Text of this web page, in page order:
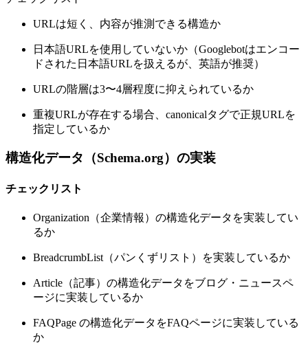
URLは短く、内容が推測できる構造か
日本語URLを使用していないか（Googlebotはエンコー
ドされた日本語URLを扱えるが、英語が推奨）
URLの階層は3〜4層程度に抑えられているか
重複URLが存在する場合、canonicalタグで正規URLを
指定しているか
構造化データ（Schema.org）の実装
チェックリスト
Organization（企業情報）の構造化データを実装してい
るか
BreadcrumbList（パンくずリスト）を実装しているか
Article（記事）の構造化データをブログ・ニュースペ
ージに実装しているか
FAQPage の構造化データをFAQページに実装している
か